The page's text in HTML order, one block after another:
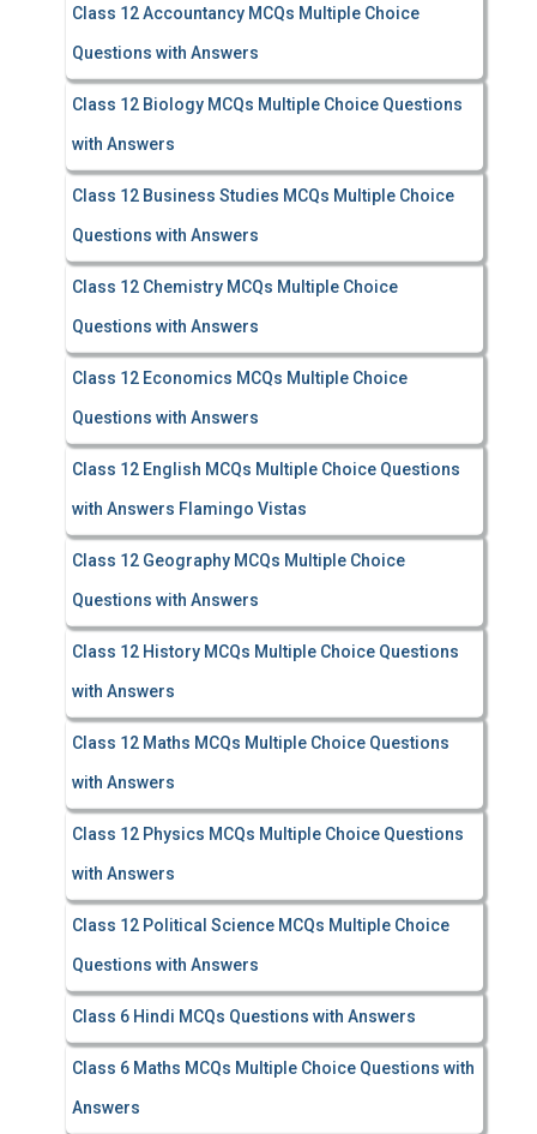
Class 12 Accountancy MCQs Multiple Choice
Questions with Answers
Class 12 Biology MCQs Multiple Choice Questions
with Answers
Class 12 Business Studies MCQs Multiple Choice
Questions with Answers
Class 12 Chemistry MCQs Multiple Choice
Questions with Answers
Class 12 Economics MCQs Multiple Choice
Questions with Answers
Class 12 English MCQs Multiple Choice Questions
with Answers Flamingo Vistas
Class 12 Geography MCQs Multiple Choice
Questions with Answers
Class 12 History MCQs Multiple Choice Questions
with Answers
Class 12 Maths MCQs Multiple Choice Questions
with Answers
Class 12 Physics MCQs Multiple Choice Questions
with Answers
Class 12 Political Science MCQs Multiple Choice
Questions with Answers
Class 6 Hindi MCQs Questions with Answers
Class 6 Maths MCQs Multiple Choice Questions with
Answers